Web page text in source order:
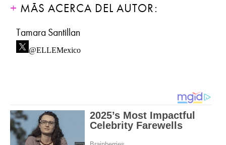
MÁS ACERCA DEL AUTOR:
Tamara Santillan
@ELLEMexico